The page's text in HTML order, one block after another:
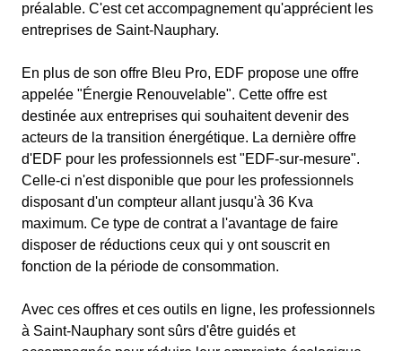
préalable. C'est cet accompagnement qu'apprécient les
entreprises de Saint-Nauphary.
En plus de son offre Bleu Pro, EDF propose une offre
appelée "Énergie Renouvelable". Cette offre est
destinée aux entreprises qui souhaitent devenir des
acteurs de la transition énergétique. La dernière offre
d'EDF pour les professionnels est "EDF-sur-mesure".
Celle-ci n'est disponible que pour les professionnels
disposant d'un compteur allant jusqu'à 36 Kva
maximum. Ce type de contrat a l'avantage de faire
disposer de réductions ceux qui y ont souscrit en
fonction de la période de consommation.
Avec ces offres et ces outils en ligne, les professionnels
à Saint-Nauphary sont sûrs d'être guidés et